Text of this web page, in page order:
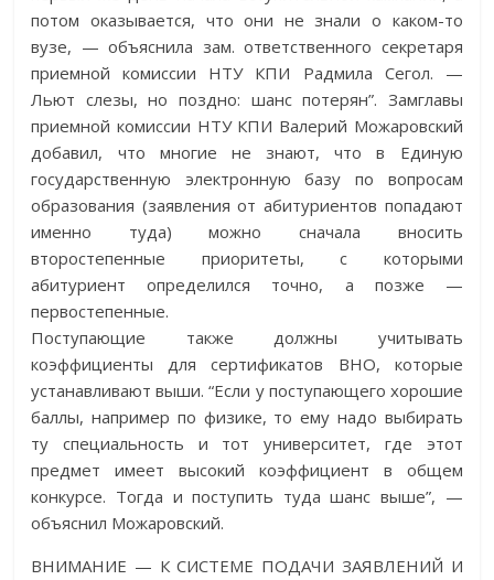
потом оказывается, что они не знали о каком-то
вузе, — объяснила зам. ответственного секретаря
приемной комиссии НТУ КПИ Радмила Сегол. —
Льют слезы, но поздно: шанс потерян”. Замглавы
приемной комиссии НТУ КПИ Валерий Можаровский
добавил, что многие не знают, что в Единую
государственную электронную базу по вопросам
образования (заявления от абитуриентов попадают
именно туда) можно сначала вносить
второстепенные приоритеты, с которыми
абитуриент определился точно, а позже —
первостепенные.
Поступающие также должны учитывать
коэффициенты для сертификатов ВНО, которые
устанавливают выши. “Если у поступающего хорошие
баллы, например по физике, то ему надо выбирать
ту специальность и тот университет, где этот
предмет имеет высокий коэффициент в общем
конкурсе. Тогда и поступить туда шанс выше”, —
объяснил Можаровский.
ВНИМАНИЕ — К СИСТЕМЕ ПОДАЧИ ЗАЯВЛЕНИЙ И